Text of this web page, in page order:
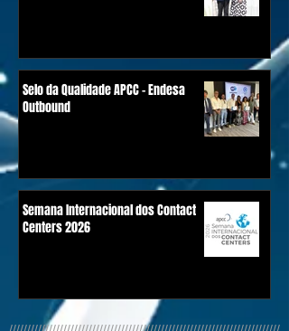
Selo da Qualidade APCC - Endesa
Outbound
Semana Internacional dos Contact
Centers 2026